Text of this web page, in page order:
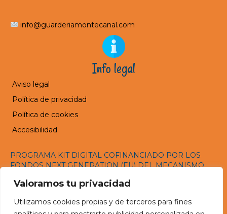
Valoramos tu privacidad
Utilizamos cookies propias y de terceros para fines
info@guarderiamontecanal.com
Info legal
Aviso legal
Política de privacidad
Política de cookies
Accesibilidad
PROGRAMA KIT DIGITAL COFINANCIADO POR LOS
FONDOS NEXT GENERATION (EU) DEL MECANISMO